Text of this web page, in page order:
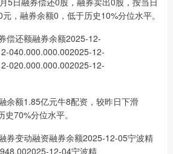
，融券余额0，低于历史10%分位水平。
偿还额融券余额2025-12-
040.000.000.002025-12-
020.000.000.002025-12-
余额1.85亿元牛8配资，较昨日下滑
70%分位水平。
券变动融资融券余额2025-12-05宁波精
12-04宁波精